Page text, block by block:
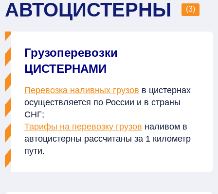
АВТОЦИСТЕРНЫ (3)
Грузоперевозки
ЦИСТЕРНАМИ
Перевозка наливных грузов в цистернах
осуществляется по России и в страны
СНГ;
Тарифы на перевозку грузов наливом в
автоцистерны рассчитаны за 1 километр
пути.